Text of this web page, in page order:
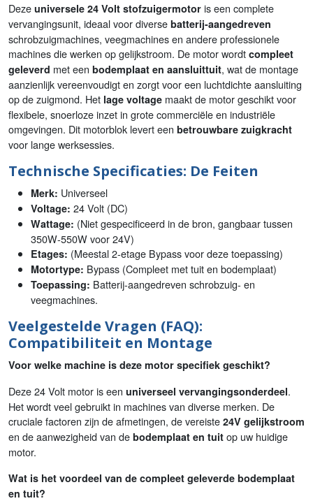
Deze universele 24 Volt stofzuigermotor is een complete
vervangingsunit, ideaal voor diverse batterij-aangedreven
schrobzuigmachines, veegmachines en andere professionele
machines die werken op gelijkstroom. De motor wordt compleet
geleverd met een bodemplaat en aansluittuit, wat de montage
aanzienlijk vereenvoudigt en zorgt voor een luchtdichte aansluiting
op de zuigmond. Het lage voltage maakt de motor geschikt voor
flexibele, snoerloze inzet in grote commerciële en industriële
omgevingen. Dit motorblok levert een betrouwbare zuigkracht
voor lange werksessies.
Technische Specificaties: De Feiten
Merk: Universeel
Voltage: 24 Volt (DC)
Wattage: (Niet gespecificeerd in de bron, gangbaar tussen
350W-550W voor 24V)
Etages: (Meestal 2-etage Bypass voor deze toepassing)
Motortype: Bypass (Compleet met tuit en bodemplaat)
Toepassing: Batterij-aangedreven schrobzuig- en
veegmachines.
Veelgestelde Vragen (FAQ):
Compatibiliteit en Montage
Voor welke machine is deze motor specifiek geschikt?
Deze 24 Volt motor is een universeel vervangingsonderdeel.
Het wordt veel gebruikt in machines van diverse merken. De
cruciale factoren zijn de afmetingen, de vereiste 24V gelijkstroom
en de aanwezigheid van de bodemplaat en tuit op uw huidige
motor.
Wat is het voordeel van de compleet geleverde bodemplaat
en tuit?